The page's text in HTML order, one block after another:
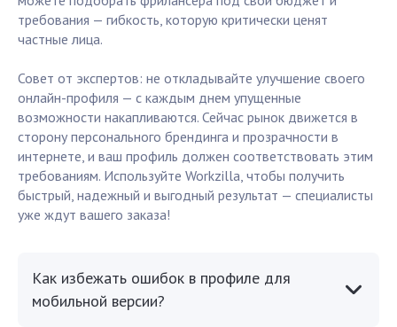
требования — гибкость, которую критически ценят
частные лица.
Совет от экспертов: не откладывайте улучшение своего
онлайн-профиля — с каждым днем упущенные
возможности накапливаются. Сейчас рынок движется в
сторону персонального брендинга и прозрачности в
интернете, и ваш профиль должен соответствовать этим
требованиям. Используйте Workzilla, чтобы получить
быстрый, надежный и выгодный результат — специалисты
уже ждут вашего заказа!
Как избежать ошибок в профиле для
мобильной версии?